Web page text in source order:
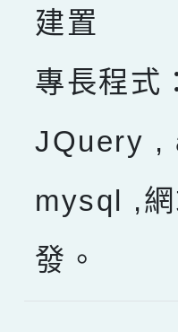
建置
專長程
JQuery ,
mysql ,
發。